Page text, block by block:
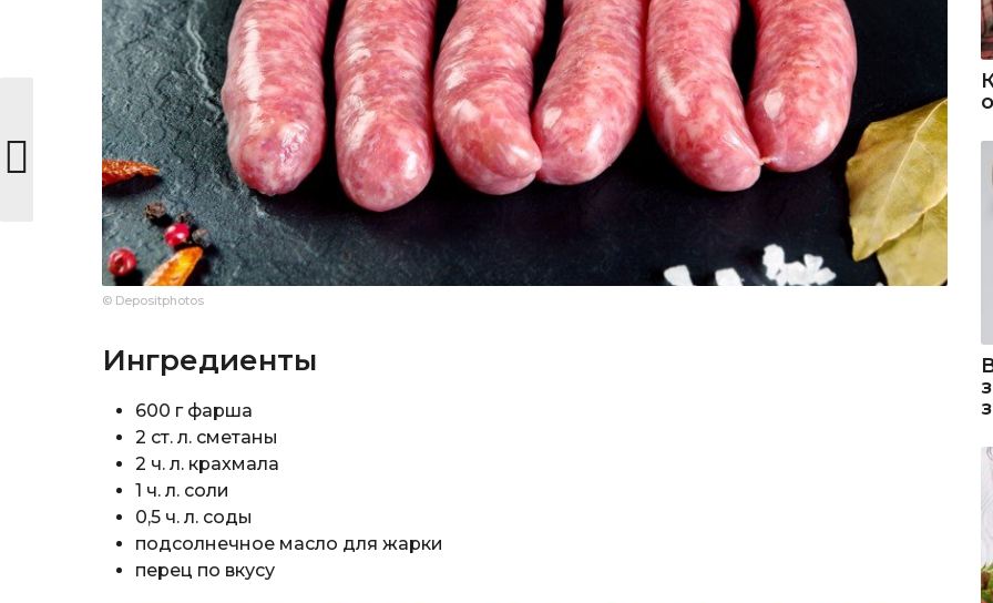
© Depositphotos
Ингредиенты
600 г фарша
2 ст. л. сметаны
2 ч. л. крахмала
1 ч. л. соли
0,5 ч. л. соды
подсолнечное масло для жарки
перец по вкусу